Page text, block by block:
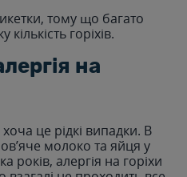
тому що багато
горіхів.
на
це рідкі випадки. В
молоко та яйця у
років, алергія на горіхи